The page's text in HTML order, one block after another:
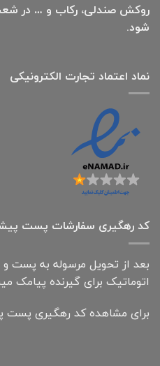
روکش صندلی، رکاب و … در
شود.
نماد اعتماد تجارت الكترونیكی
کد رهگیری سفارشات پست
بعد از تحویل مرسوله به
اتوماتیک برای گیرنده پیامک
برای مشاهده کد رهگیری پست